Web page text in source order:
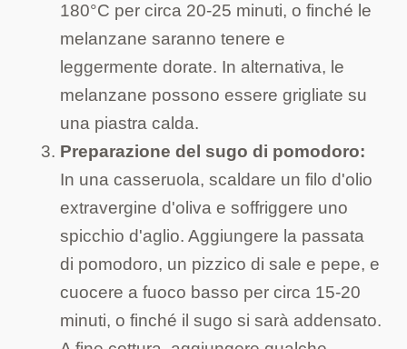
180°C per circa 20-25 minuti, o finché le
melanzane saranno tenere e
leggermente dorate. In alternativa, le
melanzane possono essere grigliate su
una piastra calda.
Preparazione del sugo di pomodoro:
In una casseruola, scaldare un filo d'olio
extravergine d'oliva e soffriggere uno
spicchio d'aglio. Aggiungere la passata
di pomodoro, un pizzico di sale e pepe, e
cuocere a fuoco basso per circa 15-20
minuti, o finché il sugo si sarà addensato.